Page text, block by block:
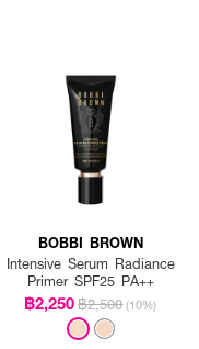
BOBBI BROWN
Intensive Serum Radiance
Primer SPF25 PA++
฿2,250฿2,500 (10%)